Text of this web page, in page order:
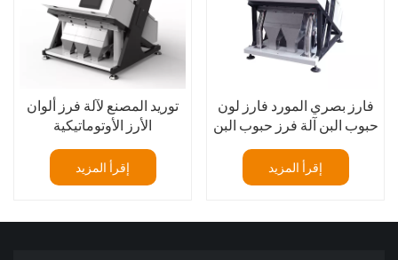
توريد المصنع لآلة فرز ألوان
الأرز الأوتوماتيكية
إقرأ المزيد
فارز بصري المورد فارز لون
حبوب البن آلة فرز حبوب البن
القهوة
إقرأ المزيد